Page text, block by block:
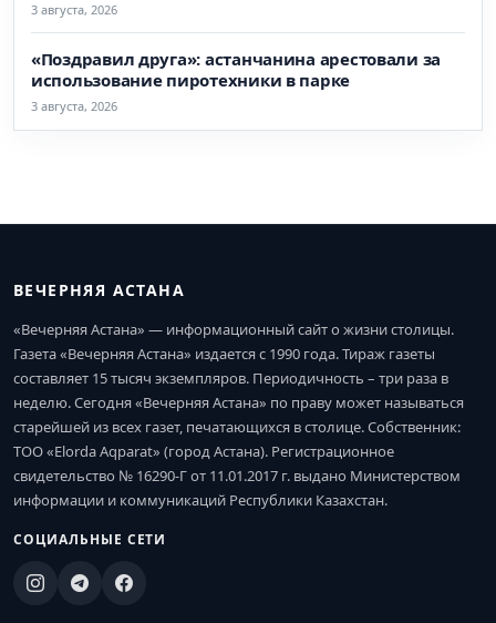
3 августа, 2026
«Поздравил друга»: астанчанина арестовали за
использование пиротехники в парке
3 августа, 2026
ВЕЧЕРНЯЯ АСТАНА
«Вечерняя Астана» — информационный сайт о жизни столицы.
Газета «Вечерняя Астана» издается с 1990 года. Тираж газеты
составляет 15 тысяч экземпляров. Периодичность – три раза в
неделю. Сегодня «Вечерняя Астана» по праву может называться
старейшей из всех газет, печатающихся в столице. Собственник:
ТОО «Elorda Aqparat» (город Астана). Регистрационное
свидетельство № 16290-Г от 11.01.2017 г. выдано Министерством
информации и коммуникаций Республики Казахстан.
СОЦИАЛЬНЫЕ СЕТИ